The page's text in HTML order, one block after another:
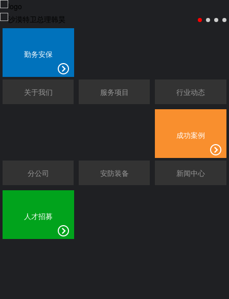
勤务安保
关于我们 服务项目 行业动态
成功案例
分公司 安防装备 新闻中心
人才招募